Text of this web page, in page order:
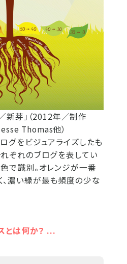
新芽」（2012年／制作
Thomas他）
グをビジュアライズしたも
ぞれのブログを表してい
で識別。オレンジが一番
、濃い緑が最も頻度の少な
とは何か？ ...